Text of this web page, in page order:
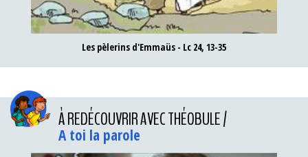
Les pèlerins d'Emmaüs - Lc 24, 13-35
À REDÉCOUVRIR AVEC THÉOBULE /
A toi la parole